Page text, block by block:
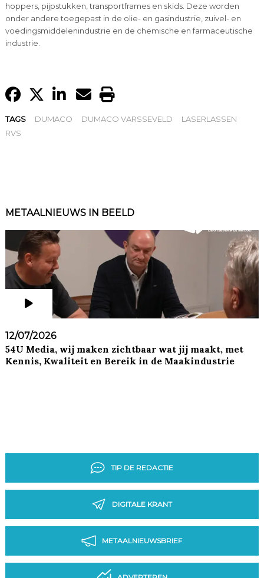
hoppers, pijpstukken, transportframes en skids. Deze worden
onder andere toegepast in de olie- en gasindustrie, zuivel- en
voedingsmiddelenindustrie en de chemische en farmaceutische
industrie.
TAGS DUMACO DUMACO VARSSEVELD
LASERLASSEN
RVS
METAALNIEUWS IN BEELD
12/07/2026
54U Media, wij maken zichtbaar wat jij maakt, met
Kennis, Kwaliteit en Bereik in de Maakindustrie
TIP DE REDACTIE
DIGITALE KRANT
METAALNIEUWSBRIEF